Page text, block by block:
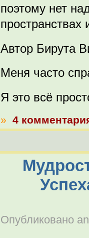
поэтому нет
Автор Бирута
Меня часто
Я это всё
» 4
Опубликовано